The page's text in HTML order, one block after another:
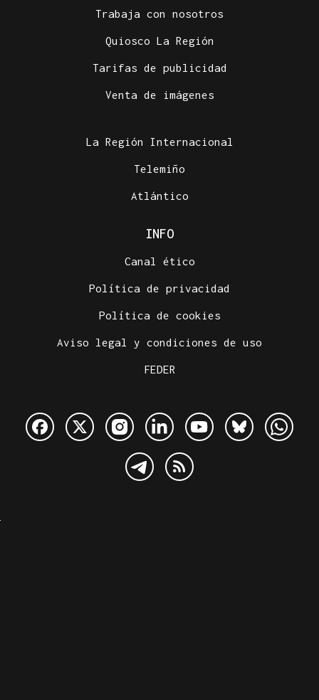
Trabaja con nosotros
Quiosco La Región
Tarifas de publicidad
Venta de imágenes
La Región Internacional
Telemiño
Atlántico
INFO
Canal ético
Política de privacidad
Política de cookies
Aviso legal y condiciones de uso
FEDER